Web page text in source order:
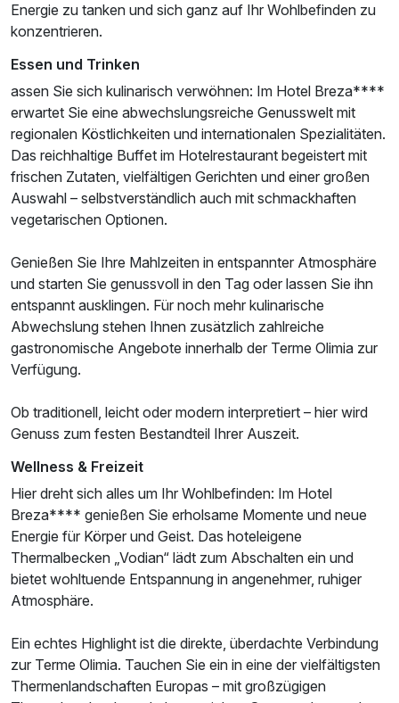
Energie zu tanken und sich ganz auf Ihr Wohlbefinden zu
konzentrieren.
Essen und Trinken
assen Sie sich kulinarisch verwöhnen: Im Hotel Breza****
erwartet Sie eine abwechslungsreiche Genusswelt mit
regionalen Köstlichkeiten und internationalen Spezialitäten.
Das reichhaltige Buffet im Hotelrestaurant begeistert mit
frischen Zutaten, vielfältigen Gerichten und einer großen
Auswahl – selbstverständlich auch mit schmackhaften
vegetarischen Optionen.
Genießen Sie Ihre Mahlzeiten in entspannter Atmosphäre
und starten Sie genussvoll in den Tag oder lassen Sie ihn
entspannt ausklingen. Für noch mehr kulinarische
Abwechslung stehen Ihnen zusätzlich zahlreiche
gastronomische Angebote innerhalb der Terme Olimia zur
Verfügung.
Ob traditionell, leicht oder modern interpretiert – hier wird
Genuss zum festen Bestandteil Ihrer Auszeit.
Wellness & Freizeit
Hier dreht sich alles um Ihr Wohlbefinden: Im Hotel
Breza**** genießen Sie erholsame Momente und neue
Energie für Körper und Geist. Das hoteleigene
Thermalbecken „Vodian“ lädt zum Abschalten ein und
bietet wohltuende Entspannung in angenehmer, ruhiger
Atmosphäre.
Ein echtes Highlight ist die direkte, überdachte Verbindung
zur Terme Olimia. Tauchen Sie ein in eine der vielfältigsten
Thermenlandschaften Europas – mit großzügigen